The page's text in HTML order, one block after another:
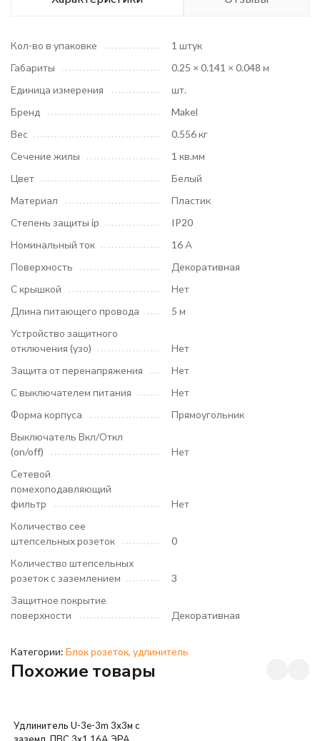
Кол-во в упаковке
1 штук
Габариты
0.25 × 0.141 × 0.048 м
Единица измерения
шт.
Бренд
Makel
Вес
0.556 кг
Сечение жилы
1 кв.мм
Цвет
Белый
Материал
Пластик
Степень защиты ip
IP20
Номинальный ток
16 А
Поверхность
Декоративная
С крышкой
Нет
Длина питающего провода
5 м
Устройство защитного
отключения (узо)
Нет
Защита от перенапряжения
Нет
С выключателем питания
Нет
Форма корпуса
Прямоугольник
Выключатель Вкл/Откл
(on/off)
Нет
Сетевой
помехоподавляющий
фильтр
Нет
Количество cee
штепсельных розеток
0
Количество штепсельных
розеток с заземлением
3
Защитное покрытие
поверхности
Декоративная
Категории: Блок розеток, удлинитель
Похожие товары
Удлинитель U-3e-3m 3х3м с